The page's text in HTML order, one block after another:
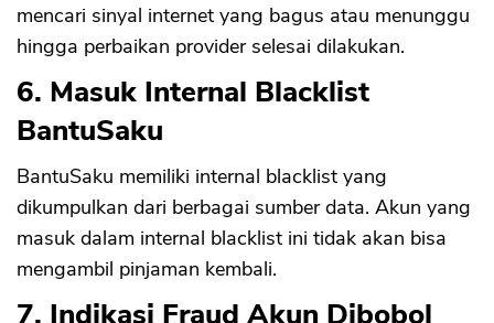
mencari sinyal internet yang bagus atau menunggu
hingga perbaikan provider selesai dilakukan.
6. Masuk Internal Blacklist
BantuSaku
BantuSaku memiliki internal blacklist yang
dikumpulkan dari berbagai sumber data. Akun yang
masuk dalam internal blacklist ini tidak akan bisa
mengambil pinjaman kembali.
7. Indikasi Fraud Akun Dibobol